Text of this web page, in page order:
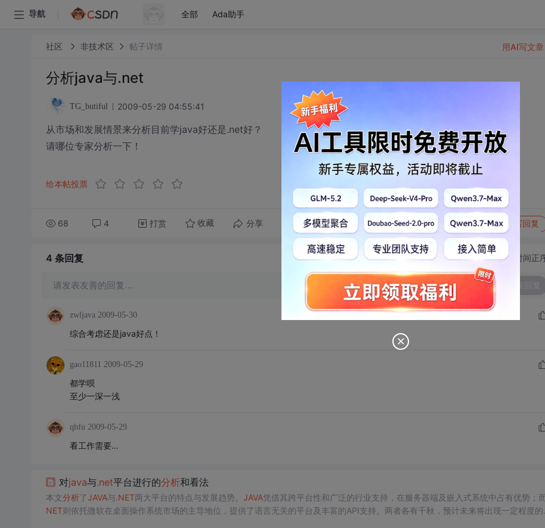
导航 全部 Ada助手
社区 非技术区 帖子详情
分析java与.net
TG_butiful 2009-05-29 04:55:41
从市场和发展情景来分析目前学java好还是.net好？
请哪位专家分析一下！
给本帖投票
68 4 打赏 收藏 分享 转发到动态 举报 写回复
用AI写文章
4 条回复 切换为时间正
请发表友善的回复…
zwljava 2009-05-30
综合考虑还是java好点！
gao11811 2009-05-29
都学呗
至少一深一浅
qhfu 2009-05-29
看工作需要...
对java与.net平台进行的分析和看法
本文分析了JAVA与.NET两大平台的特点与发展趋势。 JAVA凭借其跨平台性和广泛的行业支持，在服务器端及嵌入式系统中占有优势；
NET则依托微软在桌面操作系统市场的主导地位，提供了语言无关的平台及丰富的API支持。两者各有千秋，预计未来将出现一定程度的